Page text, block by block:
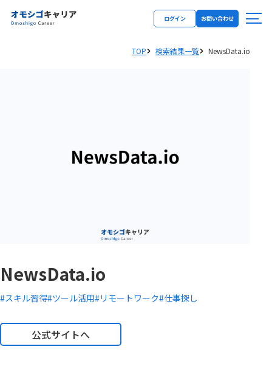
ログイン お問い合わせ
TOP 検索結果一覧 NewsData.io
NewsData.io
#スキル習得#ツール活用#リモートワーク#仕事探し
公式サイトへ